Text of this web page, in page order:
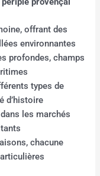
offrant des
environnantes
profondes, champs
types de
d’histoire
les marchés
chacune